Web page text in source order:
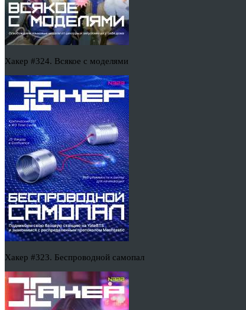
Хакер #324. Всякое с моделями
Хакер #323. Беспроводной самопал